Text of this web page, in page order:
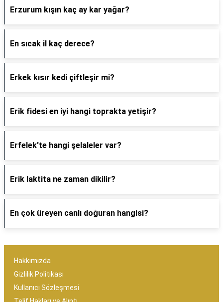
Erzurum kışın kaç ay kar yağar?
En sıcak il kaç derece?
Erkek kısır kedi çiftleşir mi?
Erik fidesi en iyi hangi toprakta yetişir?
Erfelek'te hangi şelaleler var?
Erik laktita ne zaman dikilir?
En çok üreyen canlı doğuran hangisi?
Hakkımızda
Gizlilik Politikası
Kullanıcı Sözleşmesi